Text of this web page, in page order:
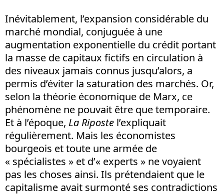
Inévitablement, l’expansion considérable du
marché mondial, conjuguée à une
augmentation exponentielle du crédit portant
la masse de capitaux fictifs en circulation à
des niveaux jamais connus jusqu’alors, a
permis d’éviter la saturation des marchés. Or,
selon la théorie économique de Marx, ce
phénomène ne pouvait être que temporaire.
Et à l’époque, La Riposte l’expliquait
régulièrement. Mais les économistes
bourgeois et toute une armée de
« spécialistes » et d’« experts » ne voyaient
pas les choses ainsi. Ils prétendaient que le
capitalisme avait surmonté ses contradictions